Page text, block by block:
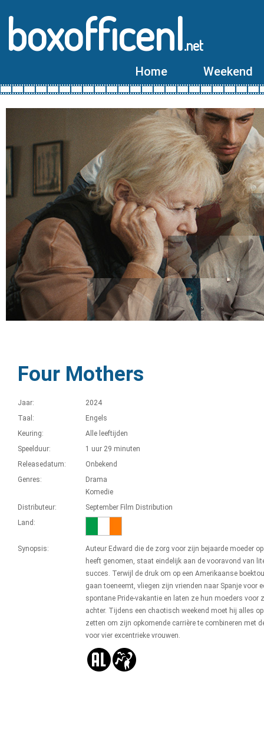
boxofficenl.net
Home Weekend
Four Mothers
Jaar:
2024
Taal:
Engels
Keuring:
Alle leeftijden
Speelduur:
1 uur 29 minuten
Releasedatum:
Onbekend
Genres:
Drama
Komedie
Distributeur:
September Film Distribution
Land:
Synopsis:
Auteur Edward die de zorg voor zijn bejaarde moeder
heeft genomen, staat eindelijk aan de vooravond van
succes. Terwijl de druk om op een Amerikaanse
gaan toeneemt, vliegen zijn vrienden naar Spanje voor
spontane Pride-vakantie en laten ze hun moeders voor
achter. Tijdens een chaotisch weekend moet hij alles
zetten om zijn opkomende carrière te combineren met
voor vier excentrieke vrouwen.